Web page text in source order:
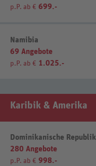
p.P. ab € 699.-
Namibia
69 Angebote
p.P. ab € 1.025.-
Region wählen:
Sonstige (1)
Karibik & Amerika
Dominikanische Republik
280 Angebote
p.P. ab € 998.-